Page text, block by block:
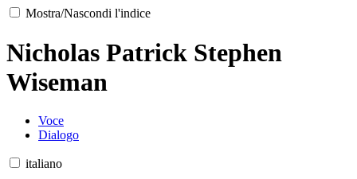
Mostra/Nascondi l'indice
Nicholas Patrick Stephen
Wiseman
Voce
Dialogo
italiano